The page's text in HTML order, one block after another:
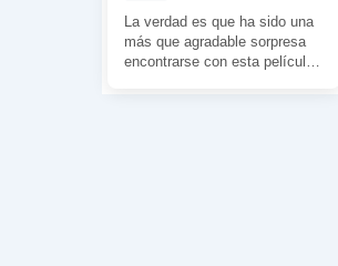
La verdad es que ha sido una
más que agradable sorpresa
encontrarse con esta película